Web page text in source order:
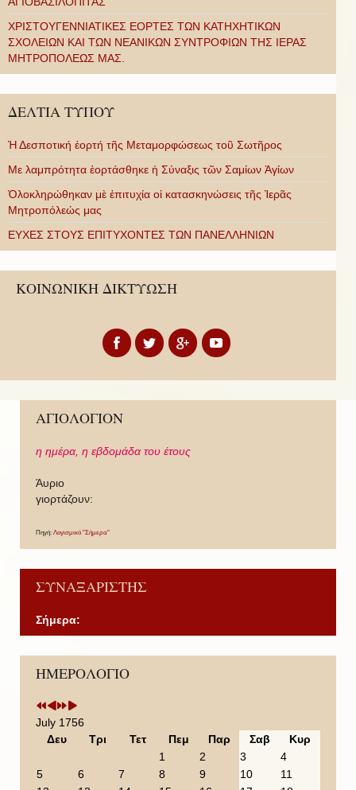
ΧΡΙΣΤΟΥΓΕΝΝΙΑΤΙΚΕΣ ΕΟΡΤΕΣ ΤΩΝ ΚΑΤΗΧΗΤΙΚΩΝ
ΣΧΟΛΕΙΩΝ ΚΑΙ ΤΩΝ ΝΕΑΝΙΚΩΝ ΣΥΝΤΡΟΦΙΩΝ ΤΗΣ ΙΕΡΑΣ
ΜΗΤΡΟΠΟΛΕΩΣ ΜΑΣ.
ΔΕΛΤΙΑ ΤΥΠΟΥ
Ἡ Δεσποτική ἑορτή τῆς Μεταμορφώσεως τοῦ Σωτῆρος
Με λαμπρότητα ἑορτάσθηκε ἡ Σύναξις τῶν Σαμίων Ἁγίων
Ὁλοκληρώθηκαν μὲ ἐπιτυχία οἱ κατασκηνώσεις τῆς Ἱερᾶς
Μητροπόλεώς μας
ΕΥΧΕΣ ΣΤΟΥΣ ΕΠΙΤΥΧΟΝΤΕΣ ΤΩΝ ΠΑΝΕΛΛΗΝΙΩΝ
ΚΟΙΝΩΝΙΚΗ ΔΙΚΤΥΩΣΗ
ΑΓΙΟΛΟΓΙΟΝ
η ημέρα, η εβδομάδα του έτους
Άυριο
γιορτάζουν:
Πηγή: Λογισμικό "Σήμερα"
ΣΥΝΑΞΑΡΙΣΤΗΣ
Σήμερα:
ΗΜΕΡΟΛΟΓΙΟ
P
r
v
i
P
r
v
i
o
N
e
t
Y
e
N
e
t
M
July 1756
Δευ
Τρι Τετ Πεμ Παρ Σαβ
Κυρ
1
2 3
4
5
6 7 8 9 10
11